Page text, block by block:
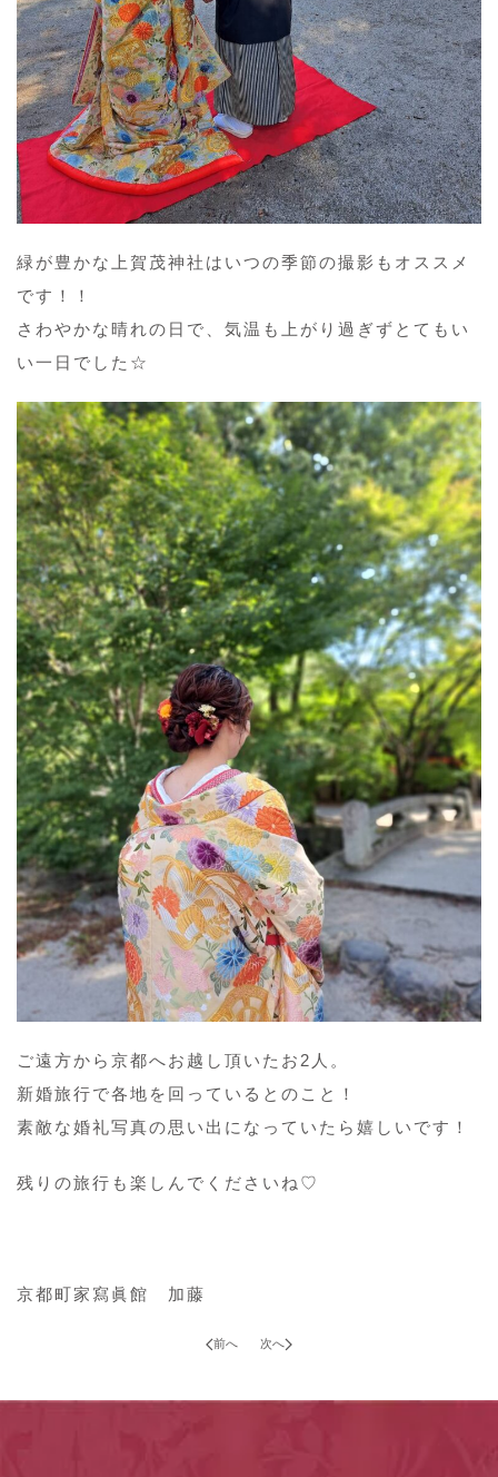
緑が豊かな上賀茂神社はいつの季節の撮影もオススメ
です！！
さわやかな晴れの日で、気温も上がり過ぎずとてもい
い一日でした☆
ご遠方から京都へお越し頂いたお2人。
新婚旅行で各地を回っているとのこと！
素敵な婚礼写真の思い出になっていたら嬉しいです！
残りの旅行も楽しんでくださいね♡
京都町家寫眞館 加藤
前へ 次へ